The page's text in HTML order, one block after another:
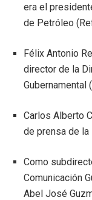
era el
de Petróleo
Félix Antonio
director de la
Gubernamental
Carlos Alberto
de prensa de
Como
Comunicación
Abel José